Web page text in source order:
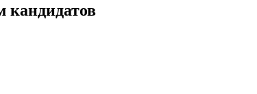
кандидатов